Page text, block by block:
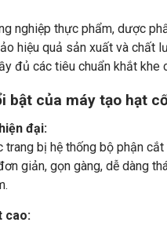
nghiệp thực phẩm, dược
hiệu quả sản xuất và chất
đủ các tiêu chuẩn khắt khe
bật của máy tạo hạt
đại:
trang bị hệ thống bộ phận
giản, gọn gàng, dễ dàng
cao: